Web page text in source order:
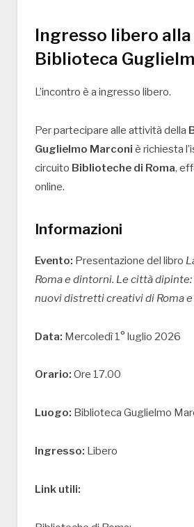
Ingresso libero alla
Biblioteca
L’incontro è a ingresso libero.
Per partecipare alle attività della
Guglielmo Marconi è richiesta
circuito Biblioteche di Roma,
online.
Informazioni
Evento: Presentazione del libro
Roma e dintorni. Le città
nuovi distretti creativi di Roma e
Data: Mercoledì 1° luglio 2026
Orario: Ore 17.00
Luogo: Biblioteca Guglielmo
Ingresso: Libero
Link utili: